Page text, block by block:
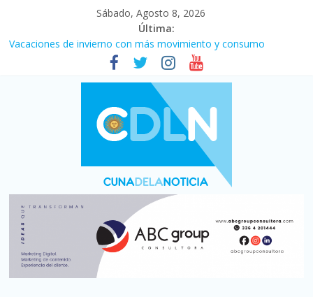
Sábado, Agosto 8, 2026
Última:
Desde que asumió Milei cerraron 41.000 kioscos: el sector
denuncia crisis como en 2001
Vacaciones de invierno con más movimiento y consumo
turístico: 4,6 millones de personas viajaron por el país, un 5,9%
Fuerte caída de la venta de autos usados en julio: bajó un 12,6%
Central venció 1 a 0 al River de Coudet en el Monumental
La morosidad alcanzó su nivel más alto en dos décadas y ya
afecta a 400 mil deudores en Santa Fe